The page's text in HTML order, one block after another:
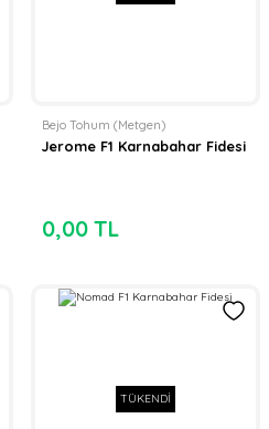
Bejo Tohum (Metgen)
Jerome F1 Karnabahar Fidesi
0,00 TL
TÜKENDİ